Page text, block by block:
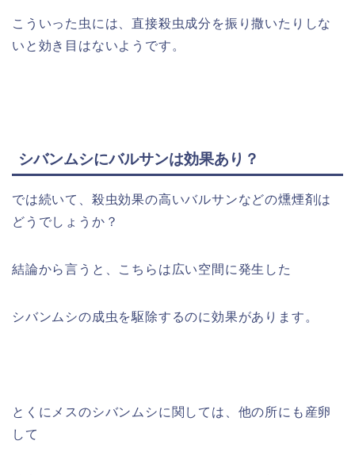
こういった虫には、直接殺虫成分を振り撒いたりしな
いと効き目はないようです。
シバンムシにバルサンは効果あり？
では続いて、殺虫効果の高いバルサンなどの燻煙剤は
どうでしょうか？
結論から言うと、こちらは広い空間に発生した
シバンムシの成虫を駆除するのに効果があります。
とくにメスのシバンムシに関しては、他の所にも産卵
して